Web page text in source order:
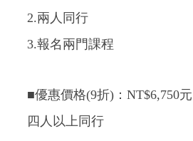
2.兩人同行
3.報名兩門課程
■優惠價格(9折)：NT$6,750元
四人以上同行